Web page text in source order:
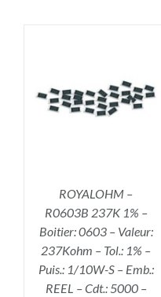
ROYALOHM –
R0603B 237K 1% –
Boitier: 0603 – Valeur:
237Kohm – Tol.: 1% –
Puis.: 1/10W-S – Emb.:
REEL – Cdt.: 5000 –
AJOUTER AU PANIER
/
DÉTAILS